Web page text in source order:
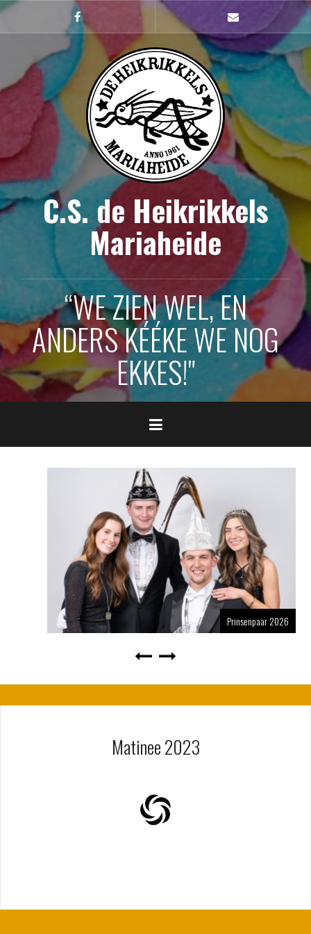
Naar
springen
Facebook mailto
C.S. de Heikrikkels
Mariaheide
“WE ZIEN WEL, EN
ANDERS KÉÉKE WE NOG
EKKES!"
Prinsenpaar 2026
Matinee 2023